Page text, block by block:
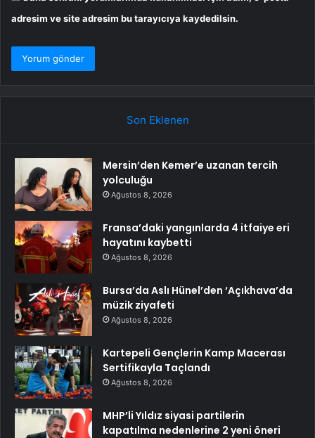
adresim ve site adresim bu tarayıcıya kaydedilsin.
Son Eklenen
Mersin’den Kemer’e uzanan tercih
yolculuğu
Ağustos 8, 2026
Fransa’daki yangınlarda 4 itfaiye eri
hayatını kaybetti
Ağustos 8, 2026
Bursa’da Aslı Hünel’den ‘Açıkhava’da
müzik ziyafeti
Ağustos 8, 2026
Kartepeli Gençlerin Kamp Macerası
Sertifikayla Taçlandı
Ağustos 8, 2026
MHP’li Yıldız siyasi partilerin
kapatılma nedenlerine 2 yeni öneri